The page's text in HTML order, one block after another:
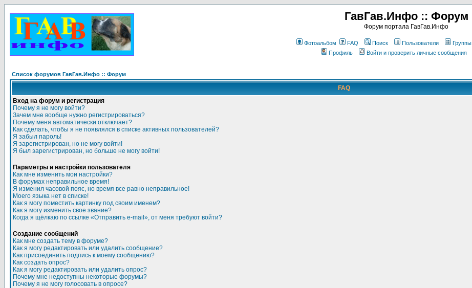
ГавГав.Инфо :: Форум
Форум портала ГавГав.Инфо
Фотоальбом FAQ Поиск Пользователи Группы
Профиль
Войти и проверить личные сообщения
Список форумов ГавГав.Инфо :: Форум
FAQ
Вход на форум и регистрация
Почему я не могу войти?
Зачем мне вообще нужно регистрироваться?
Почему меня автоматически отключает?
Как сделать, чтобы я не появлялся в списке активных пользователей?
Я забыл пароль!
Я зарегистрирован, но не могу войти!
Я был зарегистрирован, но больше не могу войти!
Параметры и настройки пользователя
Как мне изменить мои настройки?
В форумах неправильное время!
Я изменил часовой пояс, но время все равно неправильное!
Моего языка нет в списке!
Как я могу поместить картинку под своим именем?
Как я могу изменить свое звание?
Когда я щёлкаю по ссылке «Отправить e-mail», от меня требуют войти?
Создание сообщений
Как мне создать тему в форуме?
Как я могу редактировать или удалить сообщение?
Как присоединить подпись к моему сообщению?
Как создать опрос?
Как я могу редактировать или удалить опрос?
Почему мне недоступны некоторые форумы?
Почему я не могу голосовать в опросе?